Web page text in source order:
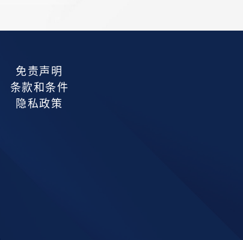
免责声明
条款和条件
隐私政策